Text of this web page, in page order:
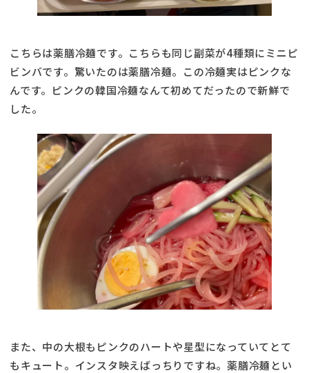
こちらは薬膳冷麺です。こちらも同じ副菜が4種類にミニピ
ビンバです。驚いたのは薬膳冷麺。この冷麺実はピンクな
んです。ピンクの韓国冷麺なんて初めてだったので新鮮で
した。
また、中の大根もピンクのハートや星型になっていてとて
もキュート。インスタ映えばっちりですね。薬膳冷麺とい